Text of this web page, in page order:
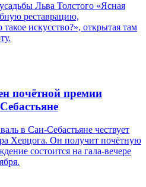
Льва Толстого «Ясная
реставрацию,
искусство?», открытая там
почётной премии
в Сан-Себастьяне чествует
Херцога. Он получит почётную
состоится на гала-вечере